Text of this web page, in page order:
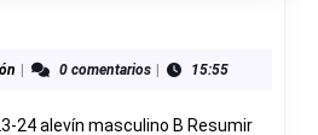
Redacción0 comentarios 15:55
24 alevín masculino B Resumir